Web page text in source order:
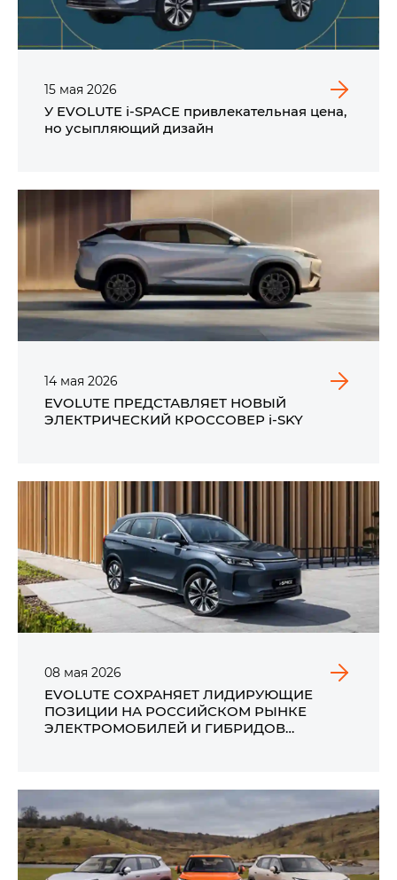
15 мая 2026
У EVOLUTE i‑SPACE привлекательная цена,
но усыпляющий дизайн
14 мая 2026
EVOLUTE ПРЕДСТАВЛЯЕТ НОВЫЙ
ЭЛЕКТРИЧЕСКИЙ КРОССОВЕР i‑SKY
08 мая 2026
EVOLUTE СОХРАНЯЕТ ЛИДИРУЮЩИЕ
ПОЗИЦИИ НА РОССИЙСКОМ РЫНКЕ
ЭЛЕКТРОМОБИЛЕЙ И ГИБРИДОВ